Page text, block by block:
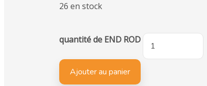
26 en stock
quantité de END ROD
Ajouter au panier